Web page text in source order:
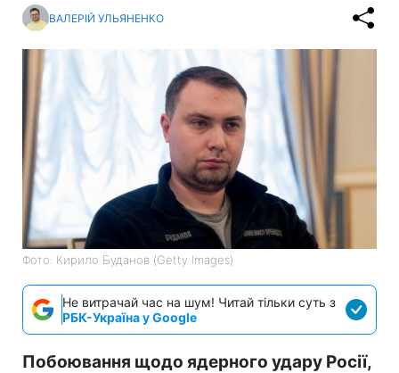
ВАЛЕРІЙ УЛЬЯНЕНКО
Фото: Кирило Буданов (Getty Images)
Не витрачай час на шум! Читай тільки суть з
РБК-Україна у Google
Побоювання щодо ядерного удару Росії,